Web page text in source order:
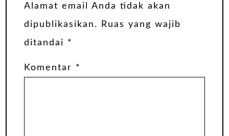
Alamat email Anda tidak akan
dipublikasikan.
Ruas yang wajib
ditandai *
Komentar *